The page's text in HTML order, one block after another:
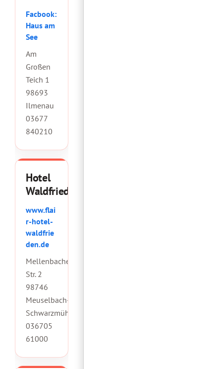
Facbook:
Haus am
See
Am
Großen
Teich 1
98693
Ilmenau
03677
840210
Hotel
Waldfrieden
www.flai
r-hotel-
waldfrie
den.de
Mellenbacher
Str. 2
98746
Meuselbach-
Schwarzmühle
036705
61000